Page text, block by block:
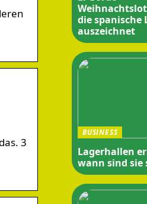
3
die spanische
auszeichnet
BUSINESS
Lagerhallen
wann sind sie